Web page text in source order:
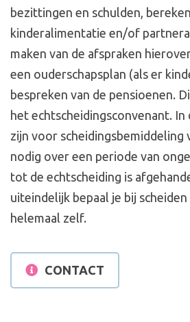
bezittingen en schulden,
kinderalimentatie en/of
maken van de afspraken
een ouderschapsplan (als er
bespreken van de pensioenen.
het echtscheidingsconvenant. In
zijn voor scheidingsbemiddeling
nodig over een periode van
tot de echtscheiding is
uiteindelijk bepaal je bij
helemaal zelf.
CONTACT